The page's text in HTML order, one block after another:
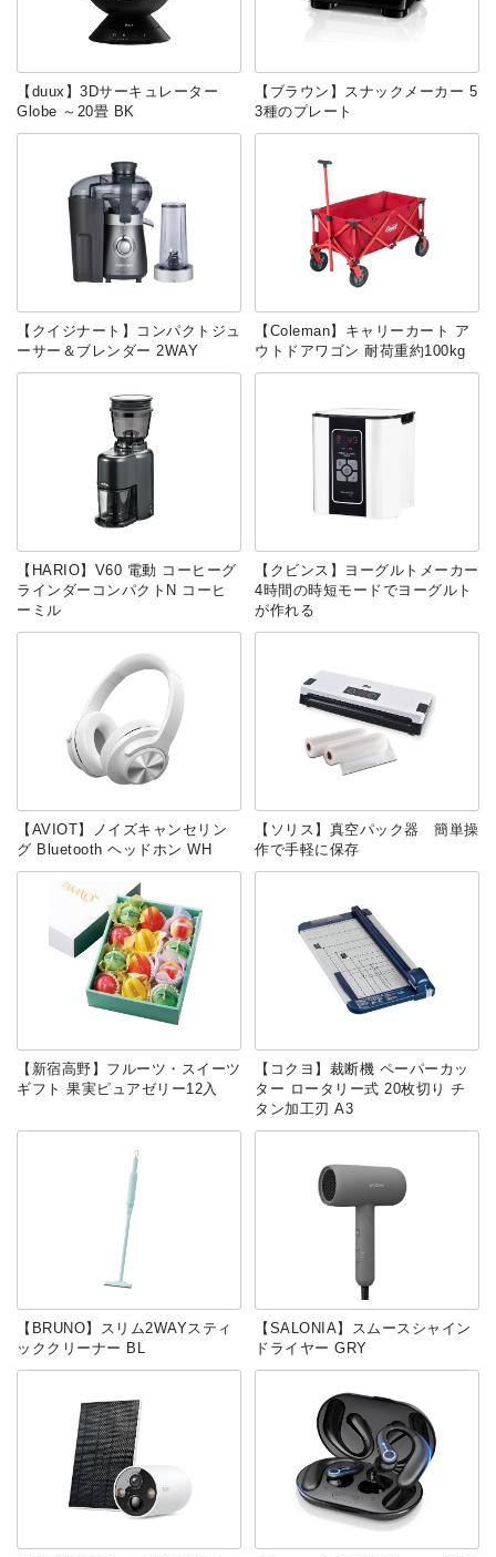
【duux】3Dサーキュレーター
Globe ～20畳 BK
【ブラウン】スナックメーカー 5
3種のプレート
【クイジナート】コンパクトジュ
ーサー＆ブレンダー 2WAY
【Coleman】キャリーカート ア
ウトドアワゴン 耐荷重約100kg
【‎HARIO】V60 電動 コーヒーグ
ラインダーコンパクトN コーヒ
ーミル
【クビンス】ヨーグルトメーカー
4時間の時短モードでヨーグルト
が作れる
【AVIOT】ノイズキャンセリン
グ Bluetooth ヘッドホン WH
【ソリス】‎真空パック器 簡単操
作で手軽に保存
【新宿高野】フルーツ・スイーツ
ギフト 果実ピュアゼリー12入
【コクヨ】裁断機 ペーパーカッ
ター ロータリー式 20枚切り チ
タン加工刃 A3
【BRUNO】スリム2WAYスティ
ッククリーナー BL
【SALONIA】スムースシャイン
ドライヤー GRY